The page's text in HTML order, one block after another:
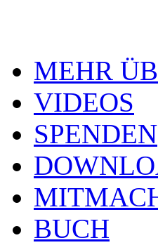
MEHR
VIDEOS
SPENDEN
BUCH